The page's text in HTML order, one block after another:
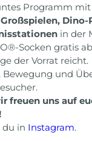
Programm mit
in der
Socken gratis
der Vorrat reicht.
Bewegung und
freuen uns auf
du in Instagram.